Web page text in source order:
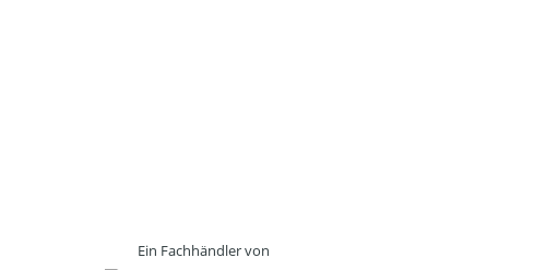
Ein Fachhändler von